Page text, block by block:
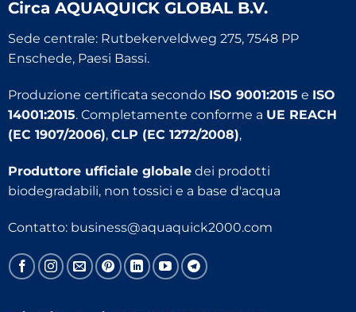
Circa AQUAQUICK GLOBAL B.V.
Sede centrale: Rutbekerveldweg 275, 7548 PP
Enschede, Paesi Bassi.
Produzione certificata secondo ISO 9001:2015 e ISO
14001:2015. Completamente conforme a UE REACH
(EC 1907/2006), CLP (EC 1272/2008),
Produttore ufficiale globaledei prodotti
biodegradabili, non tossici e a base d'acqua
Contatto: business@aquaquick2000.com